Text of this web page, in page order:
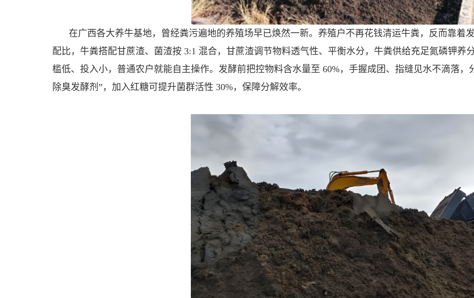
在广西各大养牛基地，曾经粪污遍地的养殖场早已焕然一新。养殖户不再花钱清运牛粪，反而靠着
配比，牛粪搭配甘蔗渣、菌渣按 3:1 混合，甘蔗渣调节物料透气性、平衡水分，牛粪供给充足氮磷钾养
槛低、投入小，普通农户就能自主操作。发酵前把控物料含水量至 60%，手握成团、指缝见水不滴落，
除臭发酵剂”，加入红糖可提升菌群活性 30%，保障分解效率。